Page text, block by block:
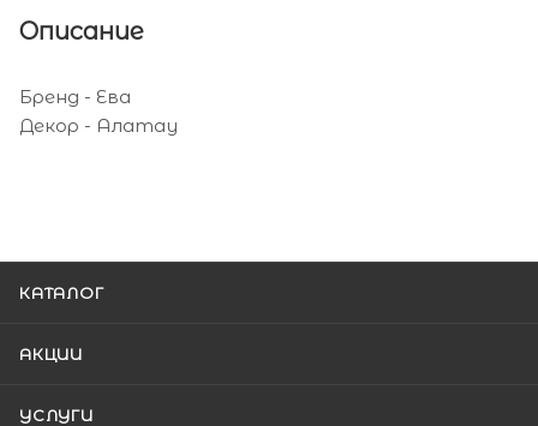
Описание
Бренд - Ева
Декор - Алатау
КАТАЛОГ
АКЦИИ
УСЛУГИ